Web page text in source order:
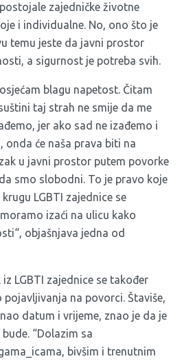
zajedničke životne
i individualne. No, ono što je
temu jeste da javni prostor
a sigurnost je potreba svih.
blagu napetost. Čitam
taj strah ne smije da me
jer ako sad ne izađemo i
onda će naša prava biti na
u javni prostor putem povorke
smo slobodni. To je pravo koje
LGBTI zajednice se
izaći na ulicu kako
objašnjava jedna od
LGBTI zajednice se također
na povorci. Štaviše,
datum i vrijeme, znao je da je
“Dolazim sa
bivšim i trenutnim